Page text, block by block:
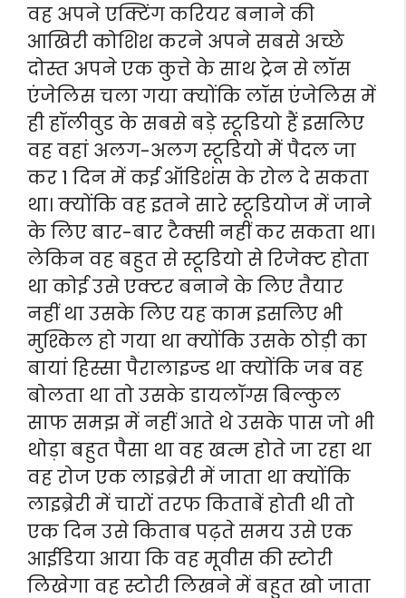
वह अपने एक्टिंग करियर बनाने की
आखिरी कोशिश करने अपने सबसे अच्छे
दोस्त अपने एक कुत्ते के साथ ट्रेन से लॉस
एंजेलिस चला गया क्योंकि लॉस एंजेलिस में
ही हॉलीवुड के सबसे बड़े स्टूडियो हैं इसलिए
वह वहां अलग-अलग स्टूडियो में पैदल जा
कर 1 दिन में कई ऑडिशंस के रोल दे सकता
था। क्योंकि वह इतने सारे स्टूडियोज में जाने
के लिए बार-बार टैक्सी नहीं कर सकता था।
लेकिन वह बहुत से स्टूडियो से रिजेक्ट होता
था कोई उसे एक्टर बनाने के लिए तैयार
नहीं था उसके लिए यह काम इसलिए भी
मुश्किल हो गया था क्योंकि उसके ठोड़ी का
बायां हिस्सा पैरालाइज्ड था क्योंकि जब वह
बोलता था तो उसके डायलॉग्स बिल्कुल
साफ समझ में नहीं आते थे उसके पास जो भी
थोड़ा बहुत पैसा था वह खत्म होते जा रहा था
वह रोज एक लाइब्रेरी में जाता था क्योंकि
लाइब्रेरी में चारों तरफ किताबें होती थी तो
एक दिन उसे किताब पढ़ते समय उसे एक
आईडिया आया कि वह मूवीस की स्टोरी
लिखेगा वह स्टोरी लिखने में बहुत खो जाता